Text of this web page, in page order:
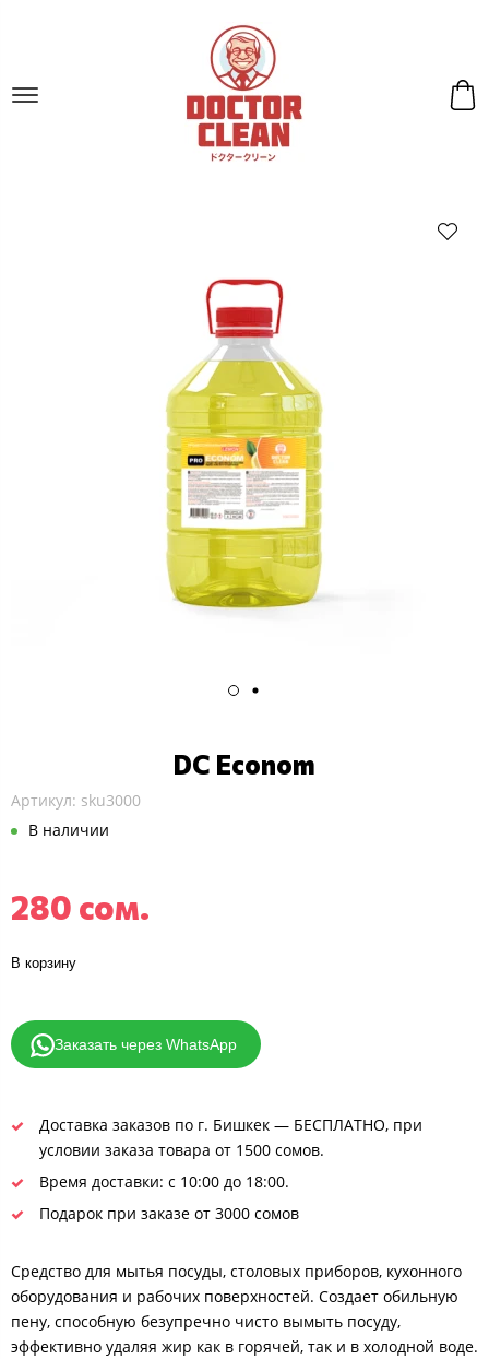
DC Econom
Артикул: sku3000
В наличии
280 сом.
В корзину
Заказать через WhatsApp
Доставка заказов по г. Бишкек — БЕСПЛАТНО, при
условии заказа товара от 1500 сомов.
Время доставки: с 10:00 до 18:00.
Подарок при заказе от 3000 сомов
Средство для мытья посуды, столовых приборов, кухонного
оборудования и рабочих поверхностей. Создает обильную
пену, способную безупречно чисто вымыть посуду,
эффективно удаляя жир как в горячей, так и в холодной воде.